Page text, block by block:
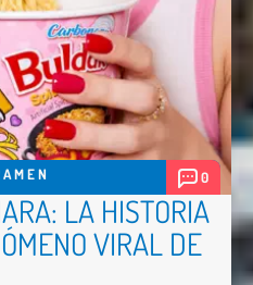
0
LA HISTORIA
VIRAL DE